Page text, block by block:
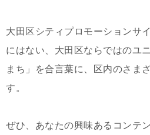
大田区シティプロモーションサ
にはない、大田区ならではのユ
まち」を合言葉に、区内のさま
す。
ぜひ、あなたの興味あるコンテ